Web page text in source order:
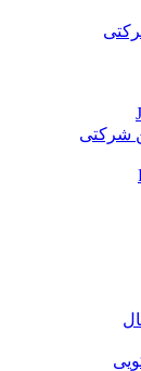
شرکتی